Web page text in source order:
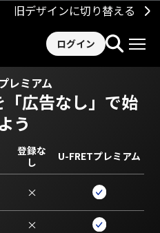
旧デザインに切り替える
ログイン
レミアム
「広告なし」で始
う
登録な
し
U-FRETプレミアム
×
×